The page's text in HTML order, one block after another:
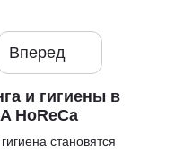
Вперед
и гигиены в
HoReCa
становятся